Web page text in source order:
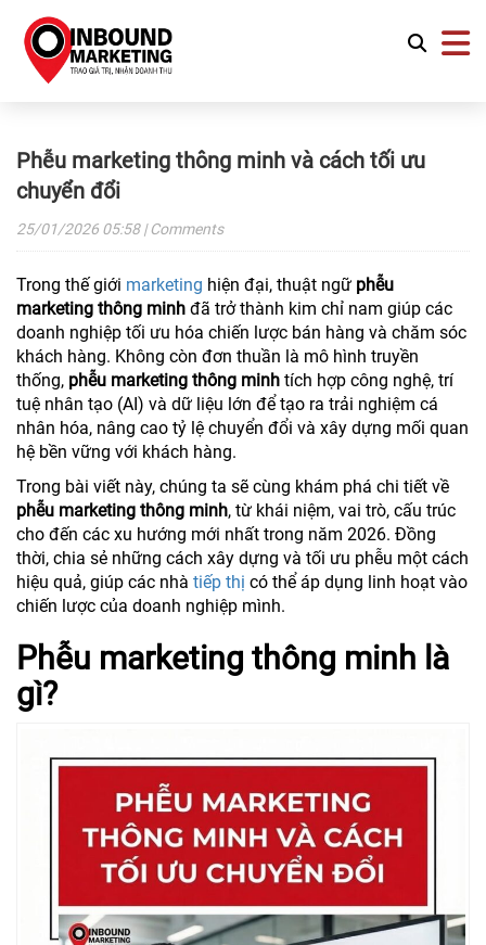
Phễu marketing thông minh và cách tối ưu
chuyển đổi
25/01/2026 05:58| Comments
Trong thế giới marketing hiện đại, thuật ngữ phễu
marketing thông minh đã trở thành kim chỉ nam giúp các
doanh nghiệp tối ưu hóa chiến lược bán hàng và chăm sóc
khách hàng. Không còn đơn thuần là mô hình truyền
thống, phễu marketing thông minh tích hợp công nghệ, trí
tuệ nhân tạo (AI) và dữ liệu lớn để tạo ra trải nghiệm cá
nhân hóa, nâng cao tỷ lệ chuyển đổi và xây dựng mối quan
hệ bền vững với khách hàng.
Trong bài viết này, chúng ta sẽ cùng khám phá chi tiết về
phễu marketing thông minh, từ khái niệm, vai trò, cấu trúc
cho đến các xu hướng mới nhất trong năm 2026. Đồng
thời, chia sẻ những cách xây dựng và tối ưu phễu một cách
hiệu quả, giúp các nhà tiếp thị có thể áp dụng linh hoạt vào
chiến lược của doanh nghiệp mình.
Phễu marketing thông minh là
gì?